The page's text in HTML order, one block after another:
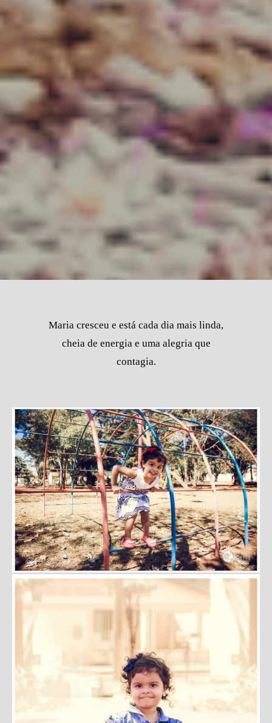
Maria cresceu e está cada dia mais linda,
cheia de energia e uma alegria que
contagia.